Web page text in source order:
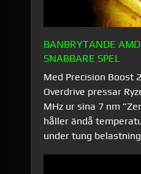
BANBRYTANDE
SNABBARE SPEL
Med Precision Boost
Overdrive pressar
MHz ur sina 7 nm
håller ändå
under tung